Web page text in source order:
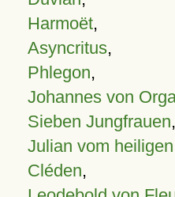
Harmoët,
Asyncritus,
Phlegon,
Johannes von
Sieben Jungfrauen,
Julian vom
Cléden,